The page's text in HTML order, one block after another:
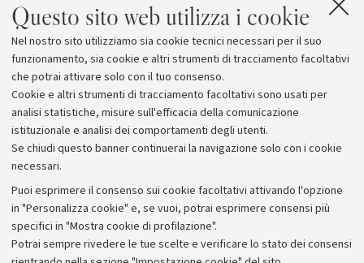
Questo sito web utilizza i cookie
Nel nostro sito utilizziamo sia cookie tecnici necessari per il suo
funzionamento, sia cookie e altri strumenti di tracciamento facoltativi
che potrai attivare solo con il tuo consenso.
Cookie e altri strumenti di tracciamento facoltativi sono usati per
analisi statistiche, misure sull'efficacia della comunicazione
istituzionale e analisi dei comportamenti degli utenti.
Se chiudi questo banner continuerai la navigazione solo con i cookie
necessari.
Puoi esprimere il consenso sui cookie facoltativi attivando l'opzione
in "Personalizza cookie" e, se vuoi, potrai esprimere consensi più
specifici in "Mostra cookie di profilazione".
Potrai sempre rivedere le tue scelte e verificare lo stato dei consensi
titolo del lavoro, " Controlling expenditures, or the
slow emergence of costing at the Venice Arsenal,
1586-1633".Ne è coautore ilprof. Stefano Zambon
dell'Università di Ferrara.
Archivio
Comunicati stampa
Redazione